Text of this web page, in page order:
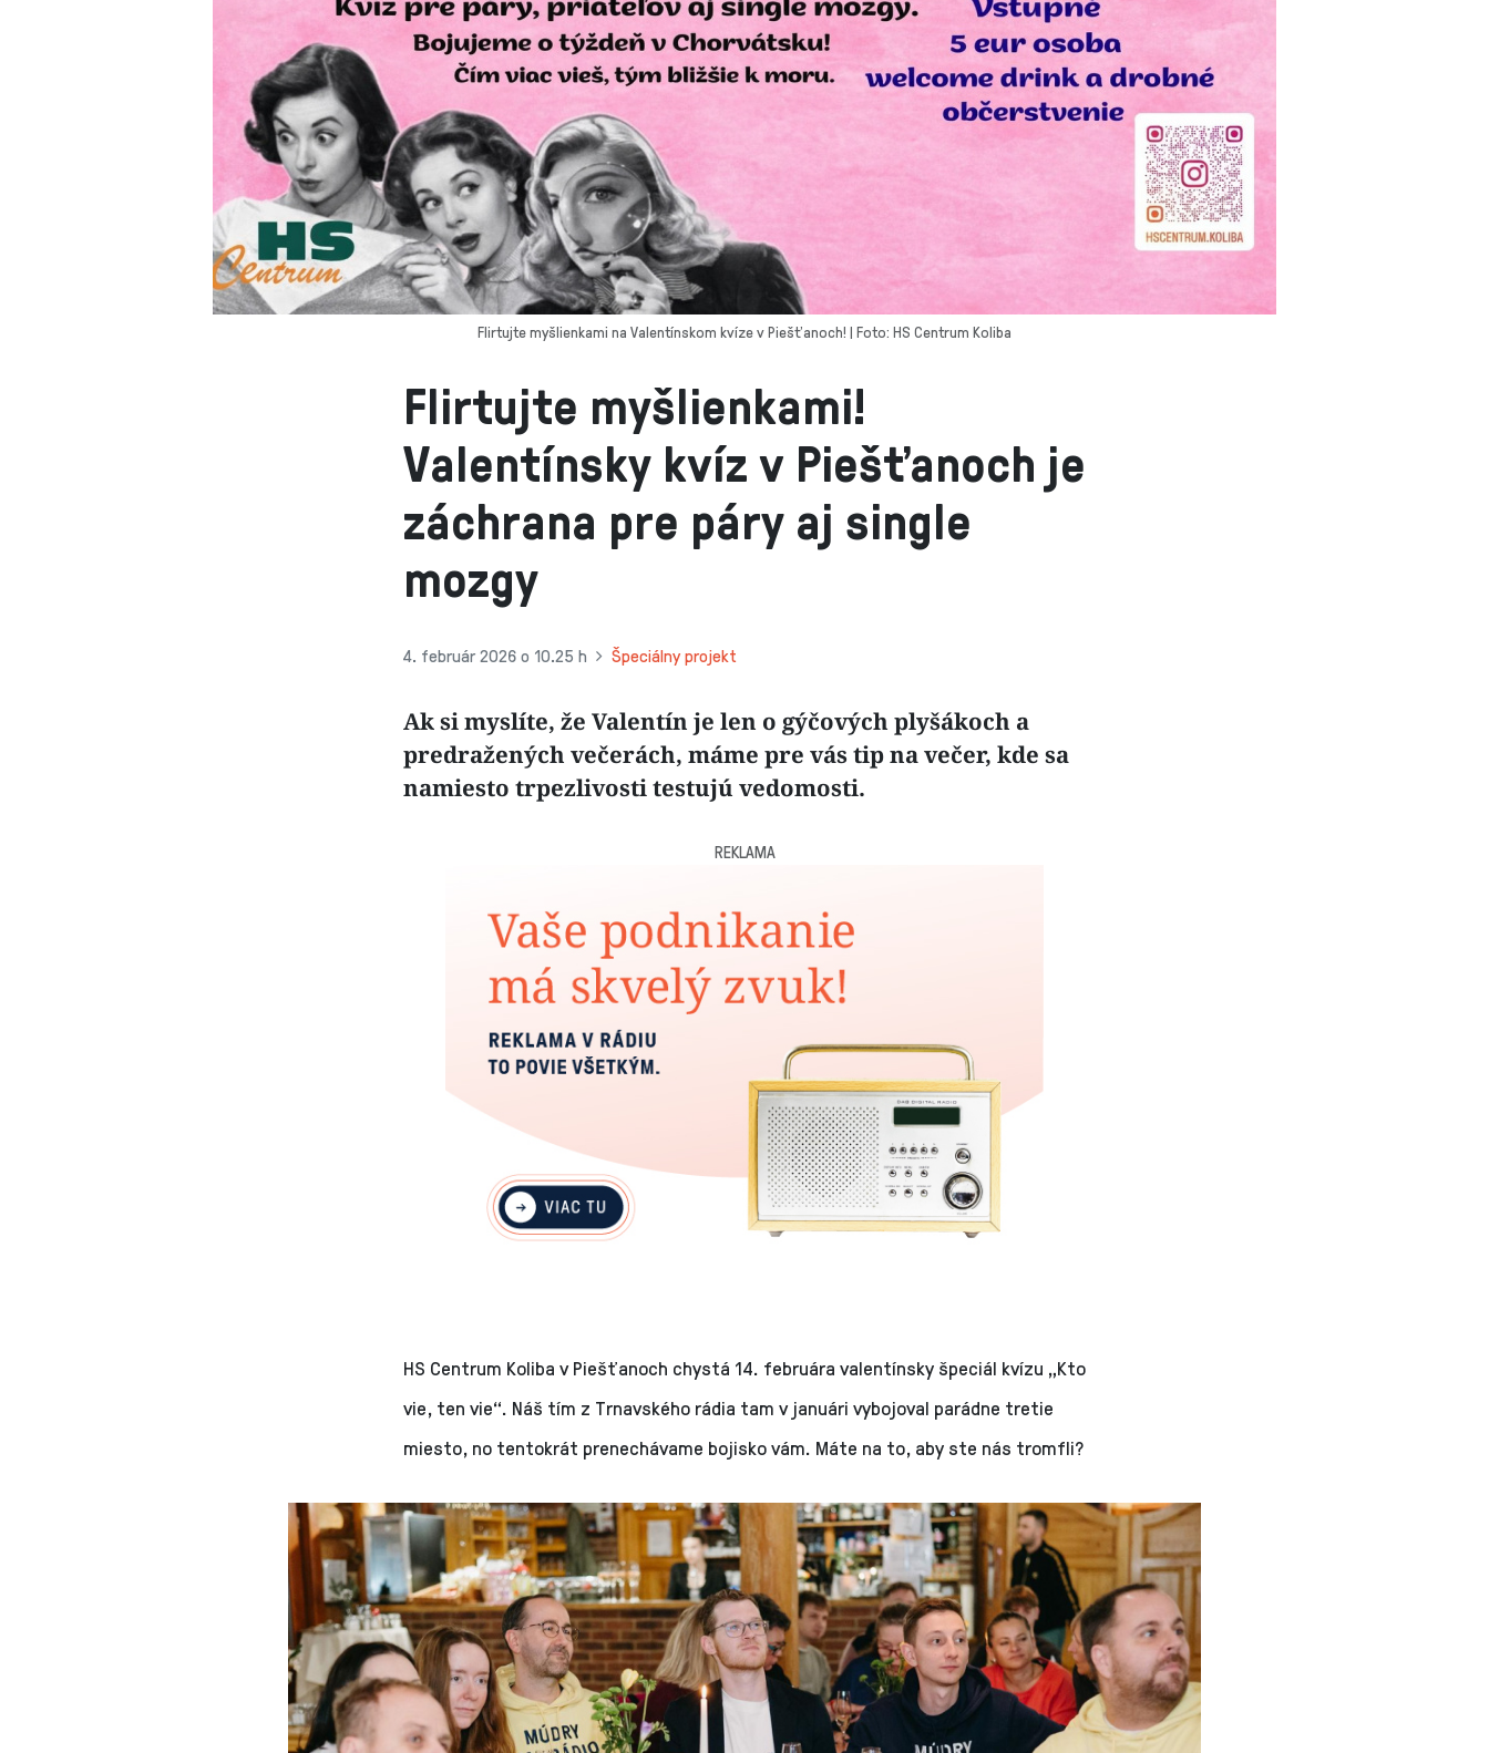
Flirtujte myšlienkami!
Valentínsky kvíz v Piešťanoch je
záchrana pre páry aj single
mozgy
4. február 2026 o 10.25 h Špeciálny projekt
Ak si myslíte, že Valentín je len o gýčových plyšákoch a
predražených večerách, máme pre vás tip na večer, kde sa
namiesto trpezlivosti testujú vedomosti.
Flirtujte myšlienkami na Valentínskom kvíze v Piešťanoch! | Foto: HS Centrum Koliba
REKLAMA
HS Centrum Koliba v Piešťanoch chystá 14. februára valentínsky špeciál kvízu „Kto
vie, ten vie“. Náš tím z Trnavského rádia tam v januári vybojoval parádne tretie
miesto, no tentokrát prenechávame bojisko vám. Máte na to, aby ste nás tromfli?